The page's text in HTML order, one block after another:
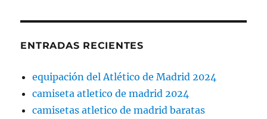
ENTRADAS RECIENTES
equipación del Atlético de Madrid 2024
camiseta atletico de madrid 2024
camisetas atletico de madrid baratas